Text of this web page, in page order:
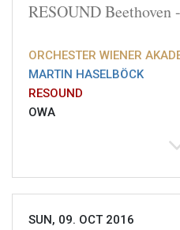
RESOUND
ORCHESTER WIENER
MARTIN HASELBÖCK
RESOUND
OWA
SUN, 09. OCT 2016